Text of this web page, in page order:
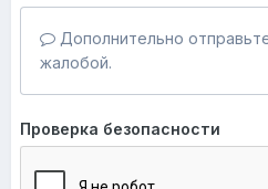
Дополнительно
жалобой.
Проверка безопасности